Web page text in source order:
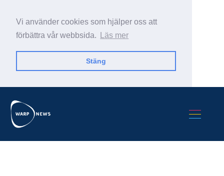
Vi använder cookies som hjälper oss att
förbättra vår webbsida.
Läs mer
Stäng